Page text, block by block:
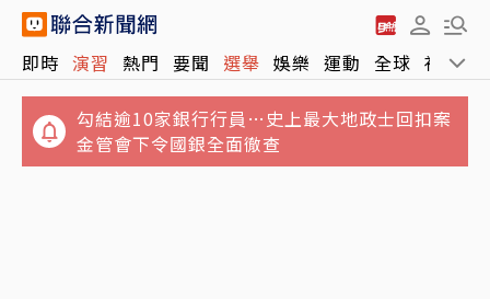
即時 演習 熱門 要聞 選舉 娛樂 運動 全球 社會
勾結逾10家銀行行員…史上最大地政士回扣案
金管會下令國銀全面徹查